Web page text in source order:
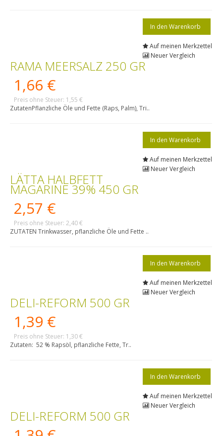
Auf meinen Merkzettel
Neuer Vergleich
RAMA MEERSALZ 250 GR
1,66 €
Preis ohne Steuer: 1,55 €
ZutatenPflanzliche Öle und Fette (Raps, Palm), Tri..
Auf meinen Merkzettel
Neuer Vergleich
LÄTTA HALBFETT
MAGARINE 39% 450 GR
2,57 €
Preis ohne Steuer: 2,40 €
ZUTATEN Trinkwasser, pflanzliche Öle und Fette ..
Auf meinen Merkzettel
Neuer Vergleich
DELI-REFORM 500 GR
1,39 €
Preis ohne Steuer: 1,30 €
Zutaten: 52 % Rapsöl, pflanzliche Fette, Tr..
Auf meinen Merkzettel
Neuer Vergleich
DELI-REFORM 500 GR